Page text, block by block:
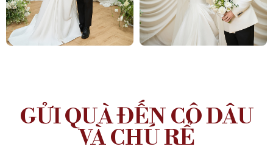
GỬI QUÀ ĐẾN CÔ DÂU
VÀ CHÚ RỂ